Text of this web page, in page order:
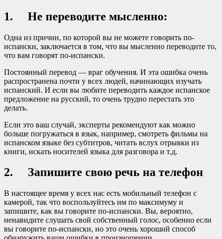
1. Не переводите мысленно:
Одна из причин, по которой вы не можете говорить по-
испански, заключается в том, что вы мысленно переводите то,
что вам говорят по-испански.
Постоянный перевод — враг обучения. И эта ошибка очень
распространена почти у всех людей, начинающих изучать
испанский. И если вы любите переводить каждое испанское
предложение на русский, то очень трудно перестать это
делать.
Если это ваш случай, эксперты рекомендуют как можно
больше погружаться в язык, например, смотреть фильмы на
испанском языке без субтитров, читать вслух отрывки из
книги, искать носителей языка для разговора и т.д.
2. Запишите свою речь на телефон
В настоящее время у всех нас есть мобильный телефон с
камерой, так что воспользуйтесь им по максимуму и
запишите, как вы говорите по-испански. Вы, вероятно,
ненавидите слушать свой собственный голос, особенно если
вы говорите по-испански, но это очень хороший способ